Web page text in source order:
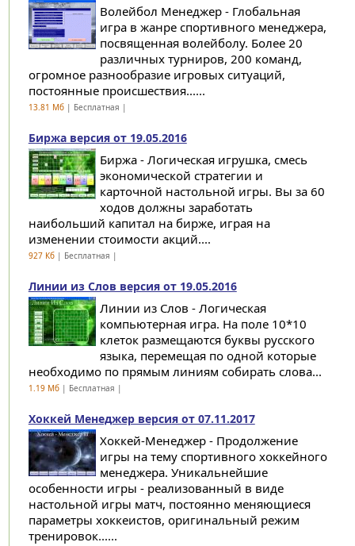
Волейбол Менеджер - Глобальная
игра в жанре спортивного менеджера,
посвященная волейболу. Более 20
различных турниров, 200 команд,
огромное разнообразие игровых ситуаций,
постоянные происшествия......
13.81 Мб| Бесплатная |
Биржа версия от 19.05.2016
Биржа - Логическая игрушка, смесь
экономической стратегии и
карточной настольной игры. Вы за 60
ходов должны заработать
наибольший капитал на бирже, играя на
изменении стоимости акций....
927 Кб| Бесплатная |
Линии из Слов версия от 19.05.2016
Линии из Слов - Логическая
компьютерная игра. На поле 10*10
клеток размещаются буквы русского
языка, перемещая по одной которые
необходимо по прямым линиям собирать слова...
1.19 Мб| Бесплатная |
Хоккей Менеджер версия от 07.11.2017
Хоккей-Менеджер - Продолжение
игры на тему спортивного хоккейного
менеджера. Уникальнейшие
особенности игры - реализованный в виде
настольной игры матч, постоянно меняющиеся
параметры хоккеистов, оригинальный режим
тренировок......